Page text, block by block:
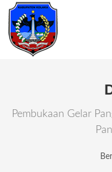
Pembukaan Gelar